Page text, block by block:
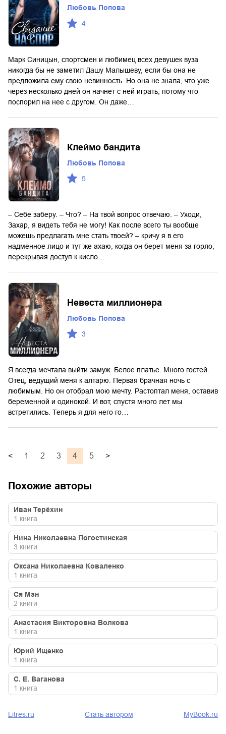
Любовь Попова
4
Марк Синицын, спортсмен и любимец всех девушек вуза
никогда бы не заметил Дашу Малышеву, если бы она не
предложила ему свою невинность. Но она не знала, что уже
через несколько дней он начнет с ней играть, потому что
поспорил на нее с другом. Он даже…
Клеймо бандита
Любовь Попова
5
– Себе заберу. – Что? – На твой вопрос отвечаю. – Уходи,
Захар, я видеть тебя не могу! Как после всего ты вообще
можешь предлагать мне стать твоей? – кричу я в его
надменное лицо и тут же ахаю, когда он берет меня за горло,
перекрывая доступ к кисло…
Невеста миллионера
Любовь Попова
3
Я всегда мечтала выйти замуж. Белое платье. Много гостей.
Отец, ведущий меня к алтарю. Первая брачная ночь с
любимым. Но он отобрал мою мечту. Растоптал меня, оставив
беременной и одинокой. И вот, спустя много лет мы
встретились. Теперь я для него го…
< 1 2 3 4 5 >
Похожие авторы
Иван Терёхин
1 книга
Нина Николаевна Погостинская
3 книги
Оксана Николаевна Коваленко
1 книга
Ся Мэн
2 книги
Анастасия Викторовна Волкова
1 книга
Юрий Ищенко
1 книга
С. Е. Ваганова
1 книга
Litres.ru Стать автором MyBook.ru